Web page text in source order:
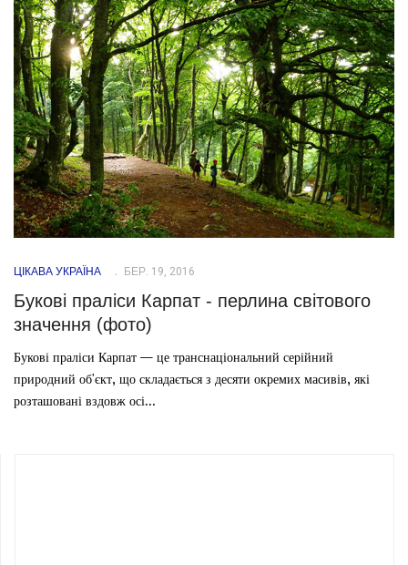
ЦІКАВА УКРАЇНА БЕР. 19, 2016
Букові праліси Карпат - перлина світового
значення (фото)
Букові праліси Карпат — це транснаціональний серійний
природний об'єкт, що складається з десяти окремих масивів, які
розташовані вздовж осі...